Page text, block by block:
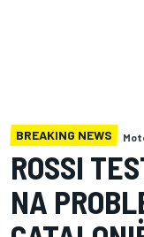
BREAKING NEWS
ROSSI
NA